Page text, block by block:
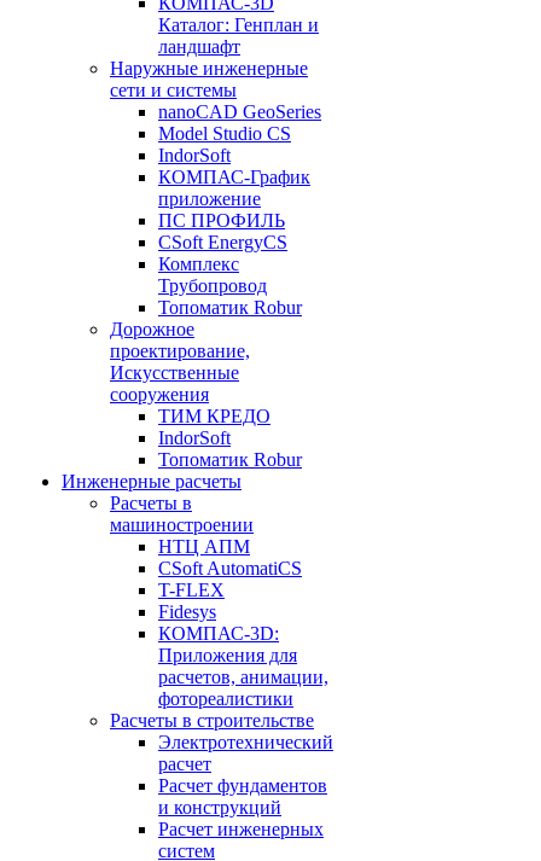
Каталог: Генплан и
ландшафт
Наружные инженерные
сети и системы
nanoCAD GeoSeries
Model Studio CS
IndorSoft
КОМПАС-График
приложение
ПС ПРОФИЛЬ
CSoft EnergyCS
Комплекс
Трубопровод
Топоматик Robur
Дорожное
проектирование,
Искусственные
сооружения
ТИМ КРЕДО
IndorSoft
Топоматик Robur
Инженерные расчеты
Расчеты в
машиностроении
НТЦ АПМ
CSoft AutomatiCS
T-FLEX
Fidesys
КОМПАС-3D:
Приложения для
расчетов, анимации,
фотореалистики
Расчеты в строительстве
Электротехнический
расчет
Расчет фундаментов
и конструкций
Расчет инженерных
систем